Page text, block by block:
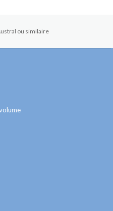
ou similaire